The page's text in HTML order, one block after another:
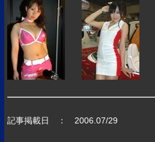
記事掲載日 ： 2006.07/29